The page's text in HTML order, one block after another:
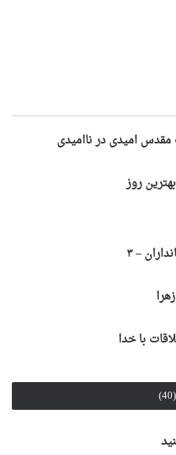
امیدی در ناامیدی
روز
– ۳
با خدا